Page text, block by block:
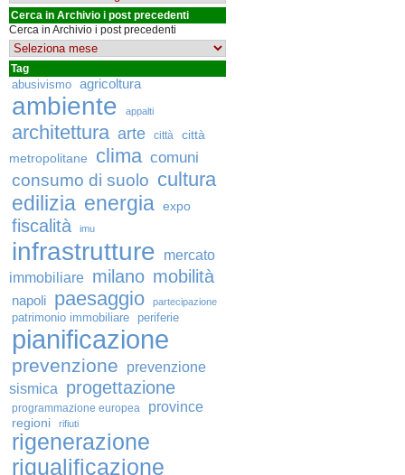
Cerca in Archivio i post precedenti
Cerca in Archivio i post precedenti
Tag
abusivismo agricoltura
ambiente appalti
architettura arte città
città
metropolitane
clima comuni
consumo di suolo cultura
edilizia energia expo
fiscalità imu
infrastrutture
mercato
immobiliare milano mobilità
napoli paesaggio partecipazione
patrimonio immobiliare periferie
pianificazione
prevenzione
prevenzione
sismica
progettazione
programmazione europea province
regioni rifiuti
rigenerazione
riqualificazione